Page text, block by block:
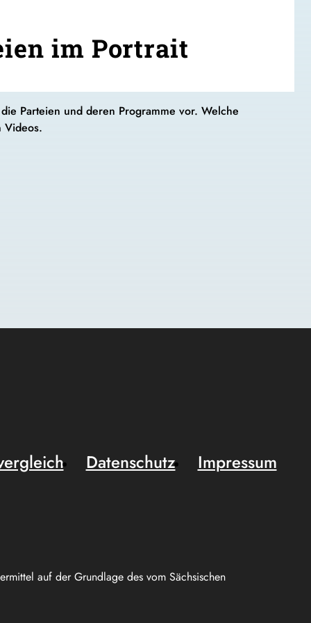
im Portrait
Parteien und deren Programme vor. Welche
Videos.
auf der Grundlage des vom Sächsischen
Datenschutz
Impressum